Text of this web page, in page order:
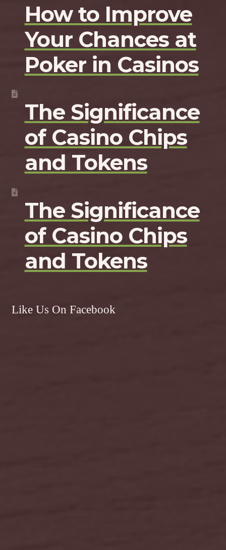
How to Improve
Your Chances at
Poker in Casinos
The Significance
of Casino Chips
and Tokens
The Significance
of Casino Chips
and Tokens
Like Us On Facebook